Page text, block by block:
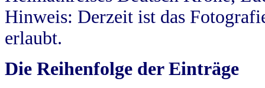
Hinweis: Derzeit ist das
erlaubt.
Die Reihenfolge der Einträge